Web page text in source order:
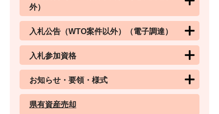
外）
入札公告（WTO案件以外）（電子調達）
入札参加資格
お知らせ・要領・様式
県有資産売却